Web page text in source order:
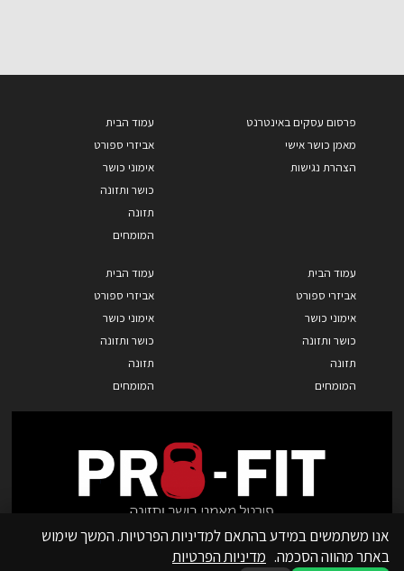
פרסום עסקים באינטרנט
מאמן כושר אישי
הצהרת נגישות
עמוד הבית
אביזרי ספורט
אימוני כושר
כושר ותזונה
תזונה
המומחים
עמוד הבית
אביזרי ספורט
אימוני כושר
כושר ותזונה
תזונה
המומחים
עמוד הבית
אביזרי ספורט
אימוני כושר
כושר ותזונה
תזונה
המומחים
אנו משתמשים במידע בהתאם למדיניות הפרטיות. המשך שימוש
באתר מהווה הסכמה. מדיניות הפרטיות